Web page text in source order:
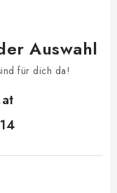
Auswahl
für dich da!